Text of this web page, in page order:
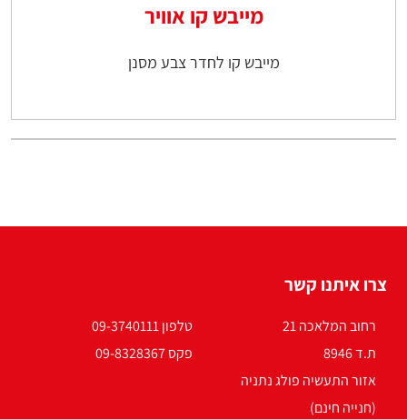
מייבש קו אוויר
מייבש קו לחדר צבע מסנן
צרו איתנו קשר
רחוב המלאכה 21
ת.ד 8946
אזור התעשיה פולג נתניה
(חנייה חינם)
טלפון 09-3740111
פקס 09-8328367